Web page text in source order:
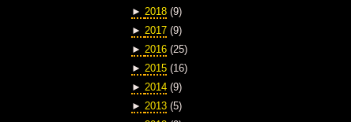
► 2018 (9)
► 2017 (9)
► 2016 (25)
► 2015 (16)
► 2014 (9)
► 2013 (5)